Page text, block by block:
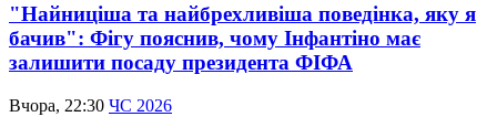
"Найниціша та найбрехливіша поведінка, яку я
бачив": Фігу пояснив, чому Інфантіно має
залишити посаду президента ФІФА
Вчора, 22:30 ЧС 2026